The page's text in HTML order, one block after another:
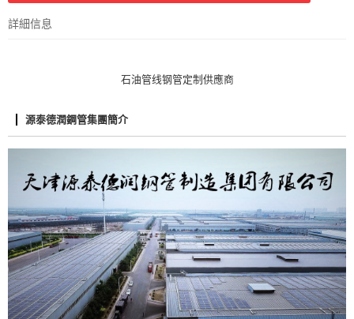
詳細信息
石油管线钢管定制供應商
源泰德潤鋼管集團簡介